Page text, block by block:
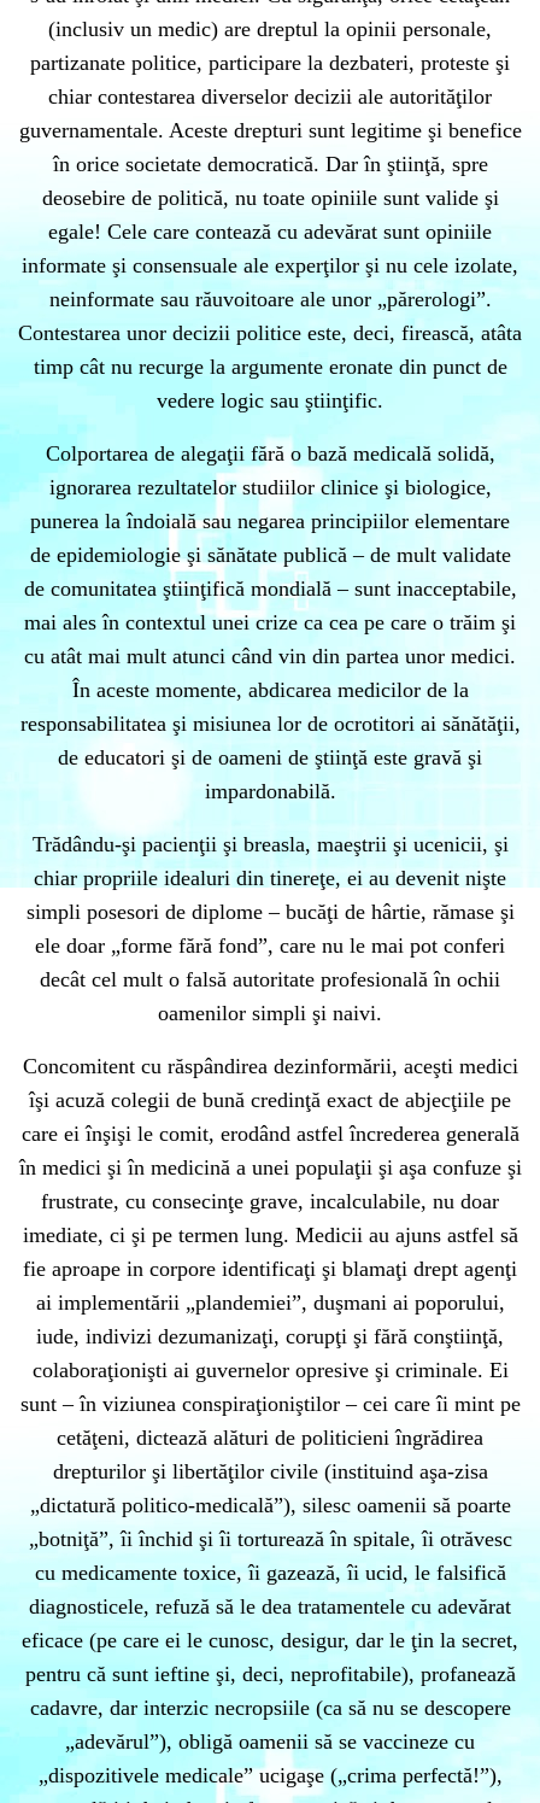
(inclusiv un medic) are dreptul la opinii personale,
partizanate politice, participare la dezbateri, proteste şi
chiar contestarea diverselor decizii ale autorităţilor
guvernamentale. Aceste drepturi sunt legitime şi benefice
în orice societate democratică. Dar în ştiinţă, spre
deosebire de politică, nu toate opiniile sunt valide şi
egale! Cele care contează cu adevărat sunt opiniile
informate şi consensuale ale experţilor şi nu cele izolate,
neinformate sau răuvoitoare ale unor „părerologi”.
Contestarea unor decizii politice este, deci, firească, atâta
timp cât nu recurge la argumente eronate din punct de
vedere logic sau ştiinţific.
Colportarea de alegaţii fără o bază medicală solidă,
ignorarea rezultatelor studiilor clinice şi biologice,
punerea la îndoială sau negarea principiilor elementare
de epidemiologie şi sănătate publică – de mult validate
de comunitatea ştiinţifică mondială – sunt inacceptabile,
mai ales în contextul unei crize ca cea pe care o trăim şi
cu atât mai mult atunci când vin din partea unor medici.
În aceste momente, abdicarea medicilor de la
responsabilitatea şi misiunea lor de ocrotitori ai sănătăţii,
de educatori şi de oameni de ştiinţă este gravă şi
impardonabilă.
Trădându-şi pacienţii şi breasla, maeştrii şi ucenicii, şi
chiar propriile idealuri din tinereţe, ei au devenit nişte
simpli posesori de diplome – bucăţi de hârtie, rămase şi
ele doar „forme fără fond”, care nu le mai pot conferi
decât cel mult o falsă autoritate profesională în ochii
oamenilor simpli şi naivi.
Concomitent cu răspândirea dezinformării, aceşti medici
îşi acuză colegii de bună credinţă exact de abjecţiile pe
care ei înşişi le comit, erodând astfel încrederea generală
în medici şi în medicină a unei populaţii şi aşa confuze şi
frustrate, cu consecinţe grave, incalculabile, nu doar
imediate, ci şi pe termen lung. Medicii au ajuns astfel să
fie aproape in corpore identificaţi şi blamaţi drept agenţi
ai implementării „plandemiei”, duşmani ai poporului,
iude, indivizi dezumanizaţi, corupţi şi fără conştiinţă,
colaboraţionişti ai guvernelor opresive şi criminale. Ei
sunt – în viziunea conspiraţioniştilor – cei care îi mint pe
cetăţeni, dictează alături de politicieni îngrădirea
drepturilor şi libertăţilor civile (instituind aşa-zisa
„dictatură politico-medicală”), silesc oamenii să poarte
„botniţă”, îi închid şi îi torturează în spitale, îi otrăvesc
cu medicamente toxice, îi gazează, îi ucid, le falsifică
diagnosticele, refuză să le dea tratamentele cu adevărat
eficace (pe care ei le cunosc, desigur, dar le ţin la secret,
pentru că sunt ieftine şi, deci, neprofitabile), profanează
cadavre, dar interzic necropsiile (ca să nu se descopere
„adevărul”), obligă oamenii să se vaccineze cu
„dispozitivele medicale” ucigaşe („crima perfectă!”),